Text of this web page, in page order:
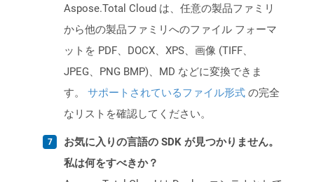
Aspose.Total Cloud は、任意の製品ファミリ
から他の製品ファミリへのファイル フォーマ
ットを PDF、DOCX、XPS、画像 (TIFF、
JPEG、PNG BMP)、MD などに変換できま
す。 サポートされているファイル形式 の完全
なリストを確認してください。
お気に入りの言語の SDK が見つかりません。
私は何をすべきか？